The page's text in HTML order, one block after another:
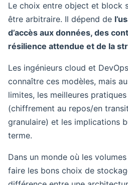
Le choix entre object et block
être arbitraire. Il dépend de
d’accès aux données, des
résilience attendue et de la
Les ingénieurs cloud et
connaître ces modèles, mais
limites, les meilleures
(chiffrement au repos/en
granulaire) et les implications
terme.
Dans un monde où les
faire les bons choix de